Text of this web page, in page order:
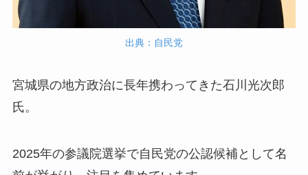
出典：自民党
宮城県の地方政治に長年携わってきた石川光次郎
氏。
2025年の参議院選挙で自民党の公認候補として名